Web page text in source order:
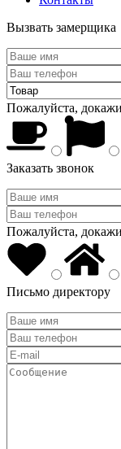
Вызвать замерщика
Пожалуйста,
Заказать звонок
Пожалуйста,
Письмо директору